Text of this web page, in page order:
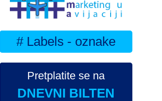
# Labels - oznake
Pretplatite se na
DNEVNI BILTEN